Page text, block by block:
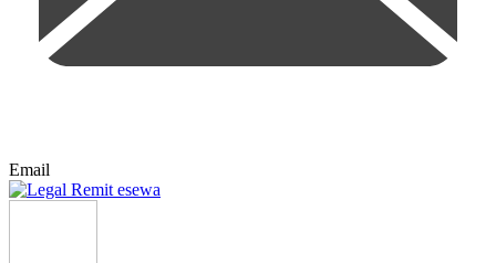
Email